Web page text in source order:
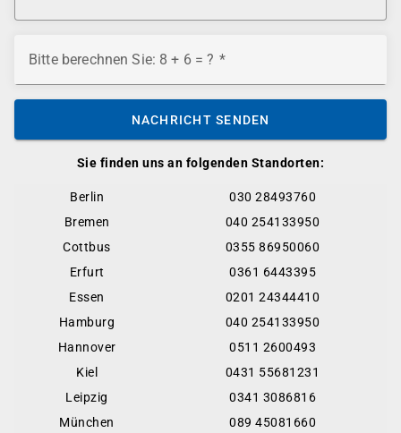
Sie finden uns an folgenden Standorten:
Berlin
030 28493760
Bremen
040 254133950
Cottbus
0355 86950060
Erfurt
0361 6443395
Essen
0201 24344410
Hamburg
040 254133950
Hannover
0511 2600493
Kiel
0431 55681231
Leipzig
0341 3086816
München
089 45081660
Bitte berechnen Sie: 8 + 6 = ?
NACHRICHT SENDEN